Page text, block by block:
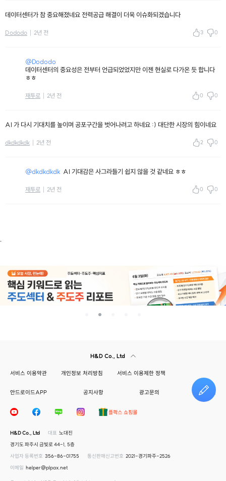
데이터센터가 참 중요해졌네요 전력공급 해결이 더욱 이슈화되겠습니다
Dododo 2년 전 3 0
@Dododo
데이터센터의 중요성은 전부터 언급되었었지만 이젠 현실로 다가온 듯 합니다
ㅎㅎ
재투로 2년 전 0 0
AI 가 다시 기대치를 높이며 공포구간을 벗어나려고 하네요 :) 대단한 시장의 힘이네요
dkdkdkdk 2년 전 2 0
@dkdkdkdk AI 기대감은 사그라들기 쉽지 않을 것 같네요 ㅎㅎ
재투로 2년 전 0 0
.
H&D Co., Ltd
서비스 이용약관 개인정보 처리방침 서비스 이용제한 정책
안드로이드APP 공지사항 광고문의 건의하기
H&D Co., Ltd 대표 노대진
경기도 파주시 금빛로 44-1, 5층
사업자 등록번호 356-86-01755 통신판매신고번호 2021-경기파주-2526
이메일 helper@plpax.net